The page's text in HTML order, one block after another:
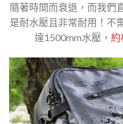
隨著時間而衰退，而我們
是耐水壓且非常耐用！不
達1500mm水壓， 約